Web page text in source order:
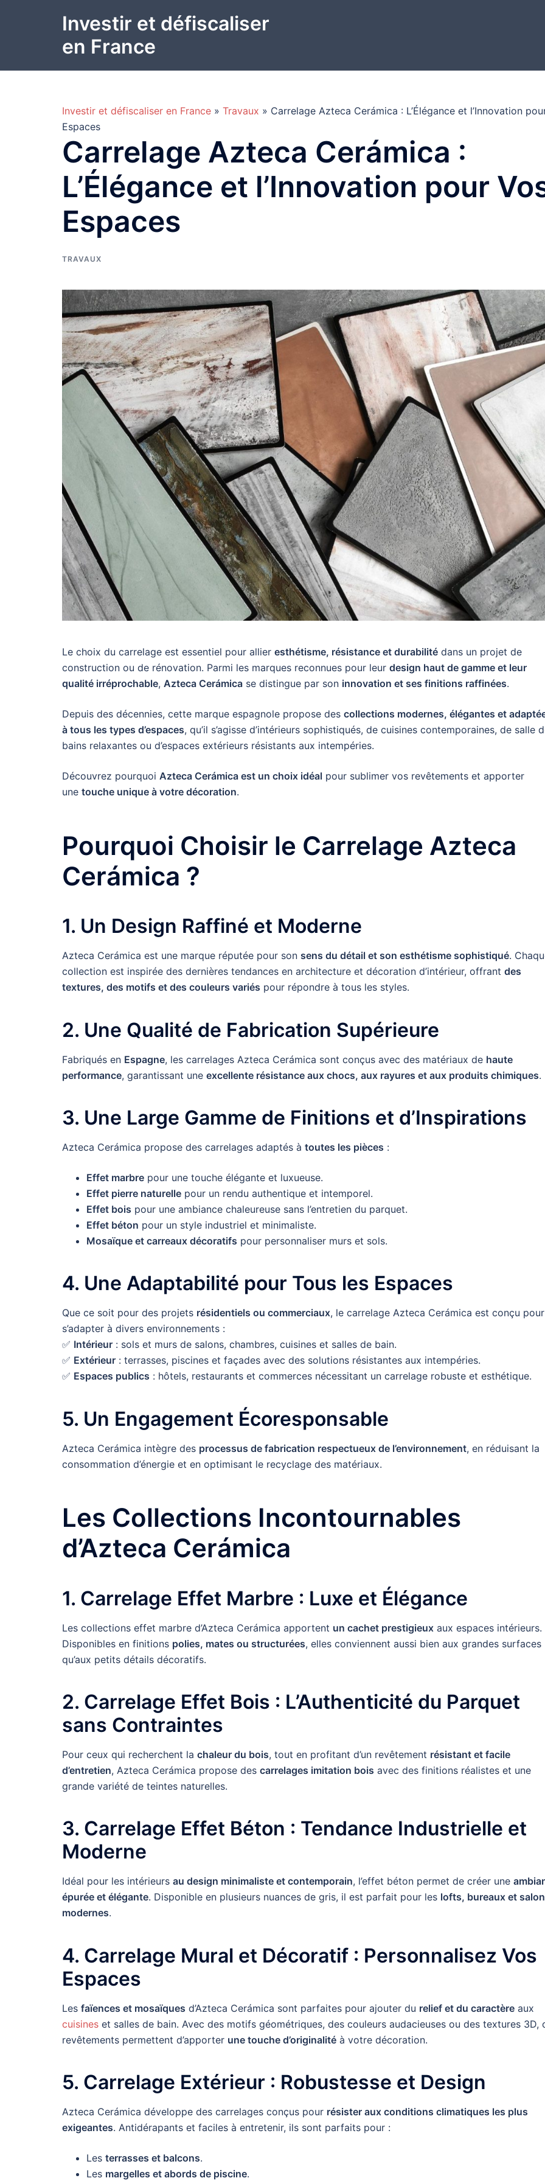
Investir et défiscaliser
en France
Investir et défiscaliser en France » Travaux » Carrelage Azteca Cerámica : L’Élégance et l’Innovation
Espaces
Carrelage Azteca Cerámica :
L’Élégance et l’Innovation pour
Espaces
TRAVAUX
Le choix du carrelage est essentiel pour allier esthétisme, résistance et durabilité dans un projet de
construction ou de rénovation. Parmi les marques reconnues pour leur design haut de gamme et leur
qualité irréprochable, Azteca Cerámica se distingue par son innovation et ses finitions raffinées.
Depuis des décennies, cette marque espagnole propose des collections modernes, élégantes et
à tous les types d’espaces, qu’il s’agisse d’intérieurs sophistiqués, de cuisines contemporaines, de salle
bains relaxantes ou d’espaces extérieurs résistants aux intempéries.
Découvrez pourquoi Azteca Cerámica est un choix idéal pour sublimer vos revêtements et apporter
une touche unique à votre décoration.
Pourquoi Choisir le Carrelage Azteca
Cerámica ?
1. Un Design Raffiné et Moderne
Azteca Cerámica est une marque réputée pour son sens du détail et son esthétisme sophistiqué.
collection est inspirée des dernières tendances en architecture et décoration d’intérieur, offrant des
textures, des motifs et des couleurs variés pour répondre à tous les styles.
2. Une Qualité de Fabrication Supérieure
Fabriqués en Espagne, les carrelages Azteca Cerámica sont conçus avec des matériaux de haute
performance, garantissant une excellente résistance aux chocs, aux rayures et aux produits chimiques.
3. Une Large Gamme de Finitions et d’Inspirations
Azteca Cerámica propose des carrelages adaptés à toutes les pièces :
Effet marbre pour une touche élégante et luxueuse.
Effet pierre naturelle pour un rendu authentique et intemporel.
Effet bois pour une ambiance chaleureuse sans l’entretien du parquet.
Effet béton pour un style industriel et minimaliste.
Mosaïque et carreaux décoratifs pour personnaliser murs et sols.
4. Une Adaptabilité pour Tous les Espaces
Que ce soit pour des projets résidentiels ou commerciaux, le carrelage Azteca Cerámica est conçu pour
s’adapter à divers environnements :
✅ Intérieur : sols et murs de salons, chambres, cuisines et salles de bain.
✅ Extérieur : terrasses, piscines et façades avec des solutions résistantes aux intempéries.
✅ Espaces publics : hôtels, restaurants et commerces nécessitant un carrelage robuste et esthétique.
5. Un Engagement Écoresponsable
Azteca Cerámica intègre des processus de fabrication respectueux de l’environnement, en réduisant la
consommation d’énergie et en optimisant le recyclage des matériaux.
Les Collections Incontournables
d’Azteca Cerámica
1. Carrelage Effet Marbre : Luxe et Élégance
Les collections effet marbre d’Azteca Cerámica apportent un cachet prestigieux aux espaces intérieurs.
Disponibles en finitions polies, mates ou structurées, elles conviennent aussi bien aux grandes surfaces
qu’aux petits détails décoratifs.
2. Carrelage Effet Bois : L’Authenticité du Parquet
sans Contraintes
Pour ceux qui recherchent la chaleur du bois, tout en profitant d’un revêtement résistant et facile
d’entretien, Azteca Cerámica propose des carrelages imitation bois avec des finitions réalistes et une
grande variété de teintes naturelles.
3. Carrelage Effet Béton : Tendance Industrielle et
Moderne
Idéal pour les intérieurs au design minimaliste et contemporain, l’effet béton permet de créer une
épurée et élégante. Disponible en plusieurs nuances de gris, il est parfait pour les lofts, bureaux et
modernes.
4. Carrelage Mural et Décoratif : Personnalisez Vos
Espaces
Les faïences et mosaïques d’Azteca Cerámica sont parfaites pour ajouter du relief et du caractère aux
cuisines et salles de bain. Avec des motifs géométriques, des couleurs audacieuses ou des textures 3D,
revêtements permettent d’apporter une touche d’originalité à votre décoration.
5. Carrelage Extérieur : Robustesse et Design
Azteca Cerámica développe des carrelages conçus pour résister aux conditions climatiques les plus
exigeantes. Antidérapants et faciles à entretenir, ils sont parfaits pour :
Les terrasses et balcons.
Les margelles et abords de piscine.